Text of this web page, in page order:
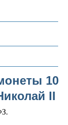
10
II